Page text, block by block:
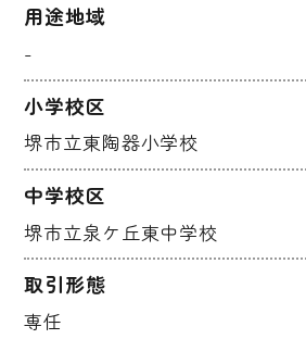
用途地域
-
小学校区
堺市立東陶器小学校
中学校区
堺市立泉ケ丘東中学校
取引形態
専任